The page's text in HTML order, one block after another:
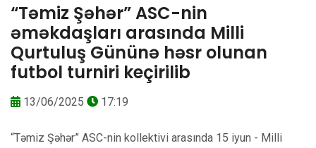
“Təmiz Şəhər” ASC-nin
əməkdaşları arasında Milli
Qurtuluş Gününə həsr olunan
futbol turniri keçirilib
13/06/2025 17:19
“Təmiz Şəhər” ASC-nin kollektivi arasında 15 iyun - Milli